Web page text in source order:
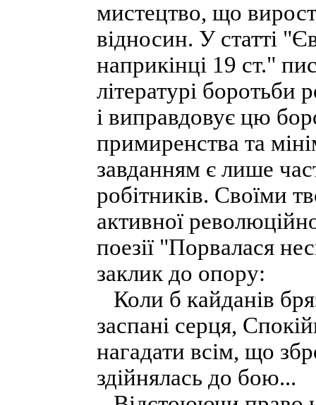
мистецтво, що
відносин. У статті
наприкінці 19 ст."
літературі боротьби
і виправдовує цю
примиренства та
завданням є лише
робітників. Своїми
активної
поезії "Порвалася
заклик до опору:
Коли б кайданів
заспані серця,
нагадати всім, що
здійнялась до бою...